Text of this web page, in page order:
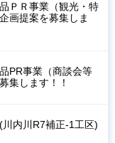
ＰＲ事業（観光・特
画提案を募集しま
PR事業（商談会等
集します！！
内川R7補正-1工区)